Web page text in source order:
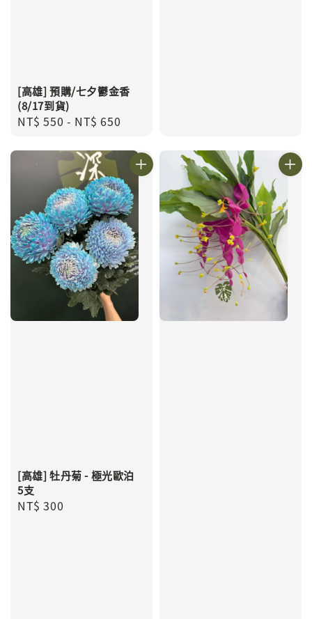
[高雄] 預購/七夕鬱金香
(8/17到貨)
Regular
NT$ 550 - NT$ 650
[高雄] 牡丹菊 - 極光歐泊
5支
Regular
NT$ 300